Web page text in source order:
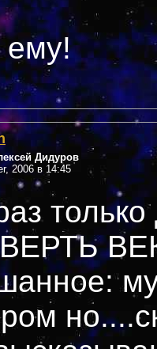
Дидуров
2006 в 14:45